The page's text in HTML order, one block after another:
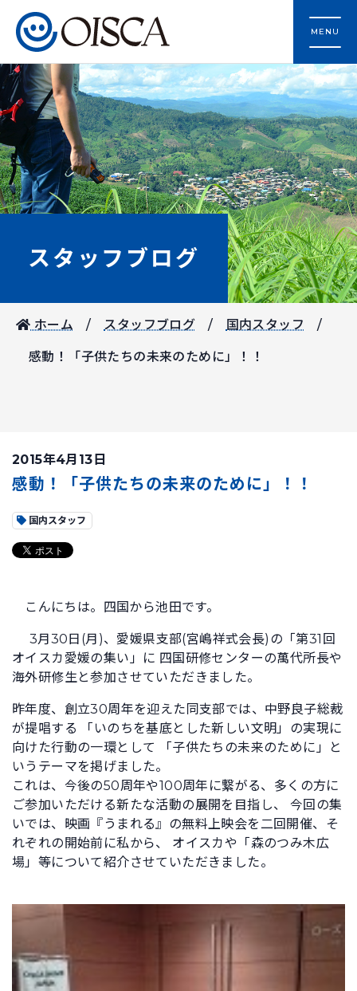
MENU
スタッフブログ
ホーム スタッフブログ 国内スタッフ
感動！「子供たちの未来のために」！！
2015年4月13日
感動！「子供たちの未来のために」！！
国内スタッフ
こんにちは。四国から池田です。
3月30日(月)、愛媛県支部(宮嶋祥式会長)の「第31回
オイスカ愛媛の集い」に 四国研修センターの萬代所長や
海外研修生と参加させていただきました。
昨年度、創立30周年を迎えた同支部では、中野良子総裁
が提唱する 「いのちを基底とした新しい文明」の実現に
向けた行動の一環として 「子供たちの未来のために」と
いうテーマを掲げました。
これは、今後の50周年や100周年に繋がる、多くの方に
ご参加いただける新たな活動の展開を目指し、 今回の集
いでは、映画『うまれる』の無料上映会を二回開催、そ
れぞれの開始前に私から、 オイスカや「森のつみ木広
場」等について紹介させていただきました。